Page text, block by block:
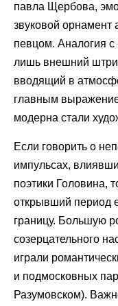
павла Щербова,
звуковой орнамент
певцом. Аналогия
лишь внешний
вводящий в
главным
модерна стали
Если говорить о
импульсах,
поэтики Головина,
открывший период
границу. Большую
созерцательного
играли
и подмосковных
Разумовском).